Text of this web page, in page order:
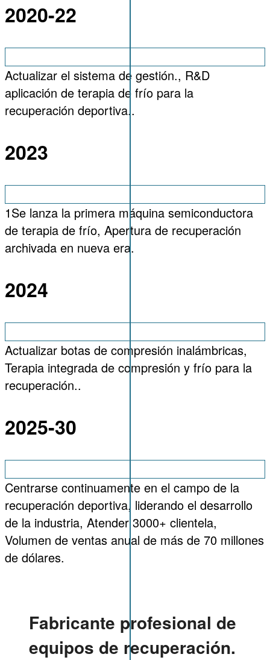
2020-22
Actualizar el sistema de gestión., R&D
aplicación de terapia de frío para la
recuperación deportiva..
2023
1Se lanza la primera máquina semiconductora
de terapia de frío, Apertura de recuperación
archivada en nueva era.
2024
Actualizar botas de compresión inalámbricas,
Terapia integrada de compresión y frío para la
recuperación..
2025-30
Centrarse continuamente en el campo de la
recuperación deportiva, liderando el desarrollo
de la industria, Atender 3000+ clientela,
Volumen de ventas anual de más de 70 millones
de dólares.
Fabricante profesional de
equipos de recuperación.